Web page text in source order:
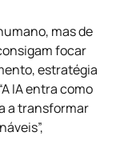
mas de
focar
estratégia
IA entra como
a transformar